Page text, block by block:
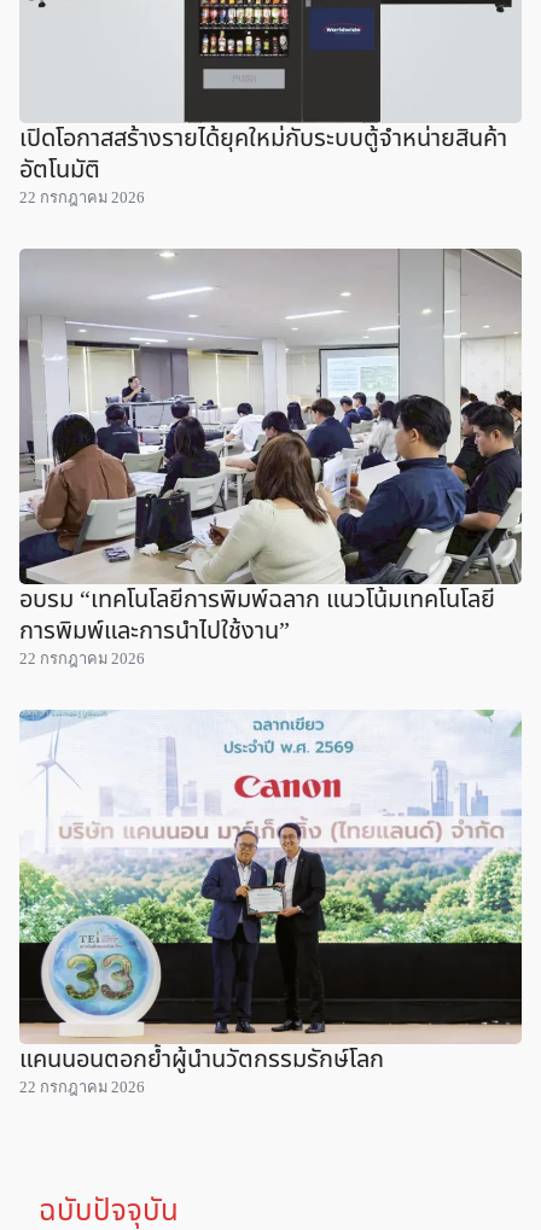
เปิดโอกาสสร้างรายได้ยุคใหม่กับระบบตู้จำหน่ายสินค้า
อัตโนมัติ
22 กรกฎาคม 2026
อบรม “เทคโนโลยีการพิมพ์ฉลาก แนวโน้มเทคโนโลยี
การพิมพ์และการนำไปใช้งาน”
22 กรกฎาคม 2026
แคนนอนตอกย้ำผู้นำนวัตกรรมรักษ์โลก
22 กรกฎาคม 2026
ฉบับปัจจุบัน